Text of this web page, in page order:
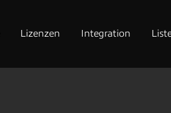
Lizenzen Integration